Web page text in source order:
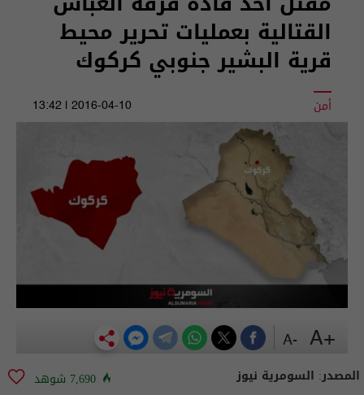
القتالية بعمليات تحرير محيط
قرية البشير جنوبي كركوك
أمن 2016-04-10 | 13:42
المصدر: السومرية نيوز 7,690 شوهد
+A
-A